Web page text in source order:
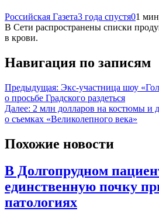
Российская Газета3 года спустя01
В Сети распространены списки
в крови.
Навигация по записям
Предыдущая: Экс-участница шоу
о просьбе Градского раздеться
Далее: 2 млн долларов на костюмы и
о съемках «Великолепного века»
Похожие новости
В Долгопрудном
единственную почку
патологиях